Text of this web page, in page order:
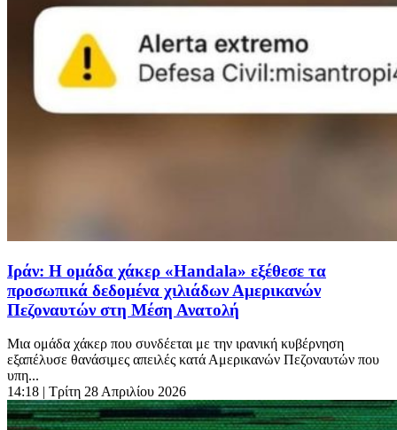
Ιράν: Η ομάδα χάκερ «Handala» εξέθεσε τα
προσωπικά δεδομένα χιλιάδων Αμερικανών
Πεζοναυτών στη Μέση Ανατολή
Μια ομάδα χάκερ που συνδέεται με την ιρανική κυβέρνηση
εξαπέλυσε θανάσιμες απειλές κατά Αμερικανών Πεζοναυτών που
υπη...
14:18 | Τρίτη 28 Απριλίου 2026